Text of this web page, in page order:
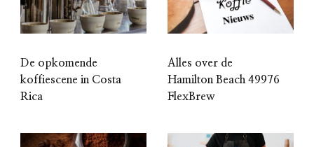
De opkomende
koffiescene in Costa
Rica
Alles over de
Hamilton Beach 49976
FlexBrew